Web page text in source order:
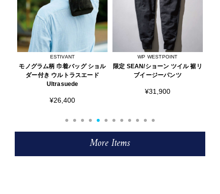
WP WESTPOINT
限定 SEAN/ショーン ツイル 裾リ
ブイージーパンツ
WP WESTPOINT
限定 RYAN/ライアン ツイル タッ
ク入り イージーパンツ イージー
More Items